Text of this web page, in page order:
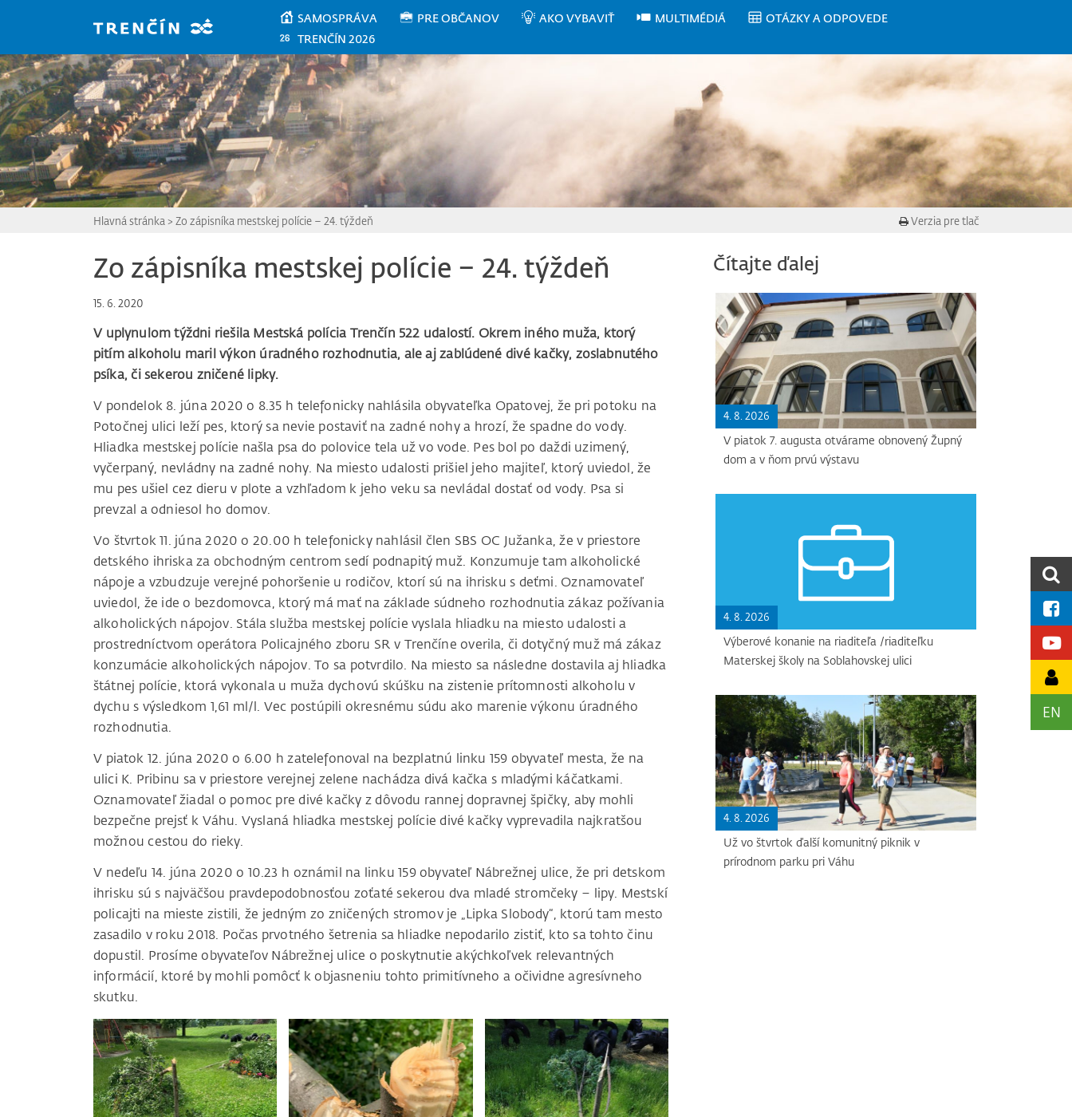
SAMOSPRÁVA PRE OBČANOV AKO VYBAVIŤ MULTIMÉDIÁ
OTÁZKY A ODPOVEDE
TRENČÍN 2026
EN
Hlavná stránka > Zo zápisníka mestskej polície – 24. týždeň Verzia pre tlač
Zo zápisníka mestskej polície – 24. týždeň
15. 6. 2020
V uplynulom týždni riešila Mestská polícia Trenčín 522 udalostí. Okrem iného muža, ktorý
pitím alkoholu maril výkon úradného rozhodnutia, ale aj zablúdené divé kačky, zoslabnutého
psíka, či sekerou zničené lipky.
V pondelok 8. júna 2020 o 8.35 h telefonicky nahlásila obyvateľka Opatovej, že pri potoku na
Potočnej ulici leží pes, ktorý sa nevie postaviť na zadné nohy a hrozí, že spadne do vody.
Hliadka mestskej polície našla psa do polovice tela už vo vode. Pes bol po daždi uzimený,
vyčerpaný, nevládny na zadné nohy. Na miesto udalosti prišiel jeho majiteľ, ktorý uviedol, že
mu pes ušiel cez dieru v plote a vzhľadom k jeho veku sa nevládal dostať od vody. Psa si
prevzal a odniesol ho domov.
Vo štvrtok 11. júna 2020 o 20.00 h telefonicky nahlásil člen SBS OC Južanka, že v priestore
detského ihriska za obchodným centrom sedí podnapitý muž. Konzumuje tam alkoholické
nápoje a vzbudzuje verejné pohoršenie u rodičov, ktorí sú na ihrisku s deťmi. Oznamovateľ
uviedol, že ide o bezdomovca, ktorý má mať na základe súdneho rozhodnutia zákaz požívania
alkoholických nápojov. Stála služba mestskej polície vyslala hliadku na miesto udalosti a
prostredníctvom operátora Policajného zboru SR v Trenčíne overila, či dotyčný muž má zákaz
konzumácie alkoholických nápojov. To sa potvrdilo. Na miesto sa následne dostavila aj hliadka
štátnej polície, ktorá vykonala u muža dychovú skúšku na zistenie prítomnosti alkoholu v
dychu s výsledkom 1,61 ml/l. Vec postúpili okresnému súdu ako marenie výkonu úradného
rozhodnutia.
V piatok 12. júna 2020 o 6.00 h zatelefonoval na bezplatnú linku 159 obyvateľ mesta, že na
ulici K. Pribinu sa v priestore verejnej zelene nachádza divá kačka s mladými káčatkami.
Oznamovateľ žiadal o pomoc pre divé kačky z dôvodu rannej dopravnej špičky, aby mohli
bezpečne prejsť k Váhu. Vyslaná hliadka mestskej polície divé kačky vyprevadila najkratšou
možnou cestou do rieky.
V nedeľu 14. júna 2020 o 10.23 h oznámil na linku 159 obyvateľ Nábrežnej ulice, že pri detskom
ihrisku sú s najväčšou pravdepodobnosťou zoťaté sekerou dva mladé stromčeky – lipy. Mestskí
policajti na mieste zistili, že jedným zo zničených stromov je „Lipka Slobody“, ktorú tam mesto
zasadilo v roku 2018. Počas prvotného šetrenia sa hliadke nepodarilo zistiť, kto sa tohto činu
dopustil. Prosíme obyvateľov Nábrežnej ulice o poskytnutie akýchkoľvek relevantných
informácií, ktoré by mohli pomôcť k objasneniu tohto primitívneho a očividne agresívneho
skutku.
Čítajte ďalej
4. 8. 2026
V piatok 7. augusta otvárame obnovený Župný
dom a v ňom prvú výstavu
4. 8. 2026
Výberové konanie na riaditeľa /riaditeľku
Materskej školy na Soblahovskej ulici
4. 8. 2026
Už vo štvrtok ďalší komunitný piknik v
prírodnom parku pri Váhu